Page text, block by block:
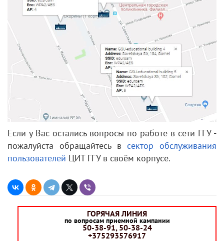
Если у Вас остались вопросы по работе в сети ГГУ -
пожалуйста обращайтесь в сектор обслуживания
пользователей ЦИТ ГГУ в своём корпусе.
ГОРЯЧАЯ ЛИНИЯ
по вопросам приемной кампании
50-38-91, 50-38-24
+375293576917